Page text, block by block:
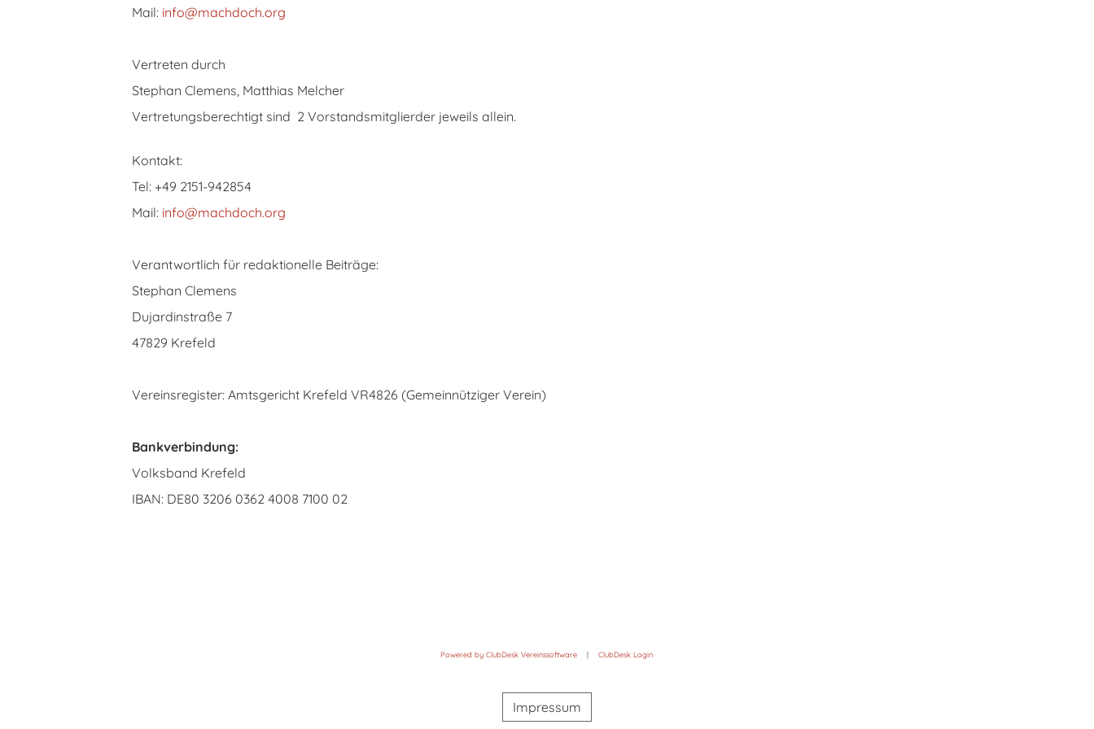
Mail: info@machdoch.org
Vertreten durch
Stephan Clemens, Matthias Melcher
Vertretungsberechtigt sind 2 Vorstandsmitglierder jeweils allein.
Kontakt:
Tel: +49 2151-942854
Mail: info@machdoch.org
Verantwortlich für redaktionelle Beiträge:
Stephan Clemens
Dujardinstraße 7
47829 Krefeld
Vereinsregister: Amtsgericht Krefeld VR4826 (Gemeinnütziger Verein)
Bankverbindung:
Volksband Krefeld
IBAN: DE80 3206 0362 4008 7100 02
Powered by ClubDesk Vereinssoftware |ClubDesk Login
Impressum